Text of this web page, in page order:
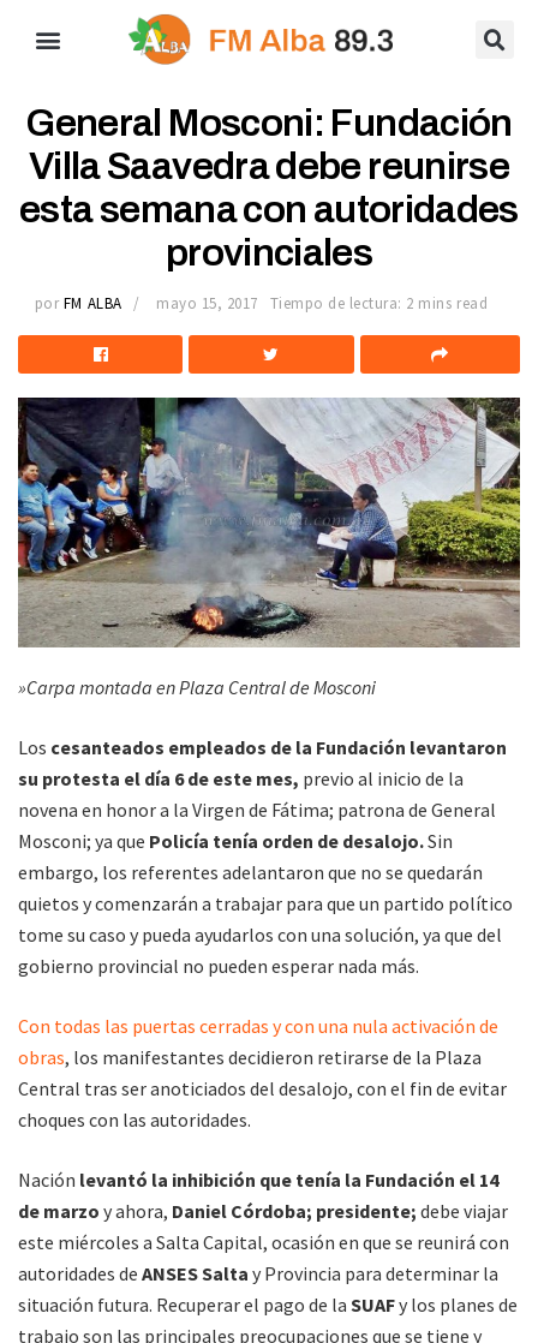
General Mosconi: Fundación
Villa Saavedra debe reunirse
esta semana con autoridades
provinciales
por FM ALBA mayo 15, 2017 Tiempo de lectura: 2 mins read
»Carpa montada en Plaza Central de Mosconi
Los cesanteados empleados de la Fundación levantaron
su protesta el día 6 de este mes, previo al inicio de la
novena en honor a la Virgen de Fátima; patrona de General
Mosconi; ya que Policía tenía orden de desalojo.Sin
embargo, los referentes adelantaron que no se quedarán
quietos y comenzarán a trabajar para que un partido político
tome su caso y pueda ayudarlos con una solución, ya que del
gobierno provincial no pueden esperar nada más.
Con todas las puertas cerradas y con una nula activación de
obras, los manifestantes decidieron retirarse de la Plaza
Central tras ser anoticiados del desalojo, con el fin de evitar
choques con las autoridades.
Nación levantó la inhibición que tenía la Fundación el 14
de marzo y ahora, Daniel Córdoba; presidente; debe viajar
este miércoles a Salta Capital, ocasión en que se reunirá con
autoridades de ANSES Salta y Provincia para determinar la
situación futura. Recuperar el pago de la SUAFy los planes de
trabajo son las principales preocupaciones que se tiene y